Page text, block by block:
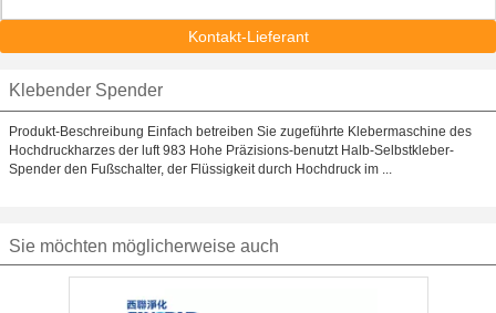
Kontakt-Lieferant
Klebender Spender
Produkt-Beschreibung Einfach betreiben Sie zugeführte Klebermaschine des
Hochdruckharzes der luft 983 Hohe Präzisions-benutzt Halb-Selbstkleber-
Spender den Fußschalter, der Flüssigkeit durch Hochdruck im ...
Sie möchten möglicherweise auch